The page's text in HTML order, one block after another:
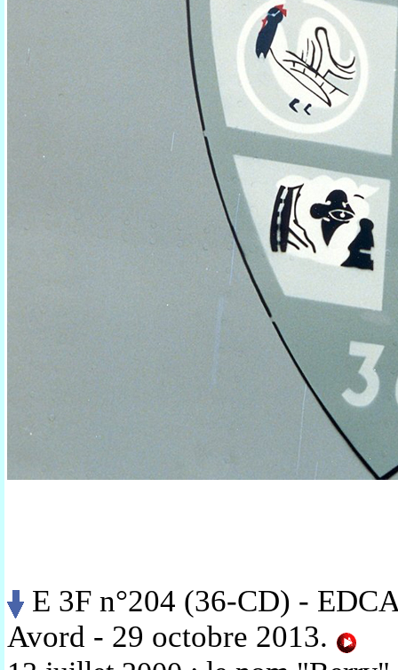
E 3F n°204 (36-CD) -
Avord - 29 octobre 2013.